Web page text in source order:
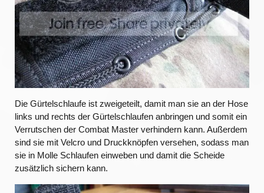
Die Gürtelschlaufe ist zweigeteilt, damit man sie an der Hose
links und rechts der Gürtelschlaufen anbringen und somit ein
Verrutschen der Combat Master verhindern kann. Außerdem
sind sie mit Velcro und Druckknöpfen versehen, sodass man
sie in Molle Schlaufen einweben und damit die Scheide
zusätzlich sichern kann.